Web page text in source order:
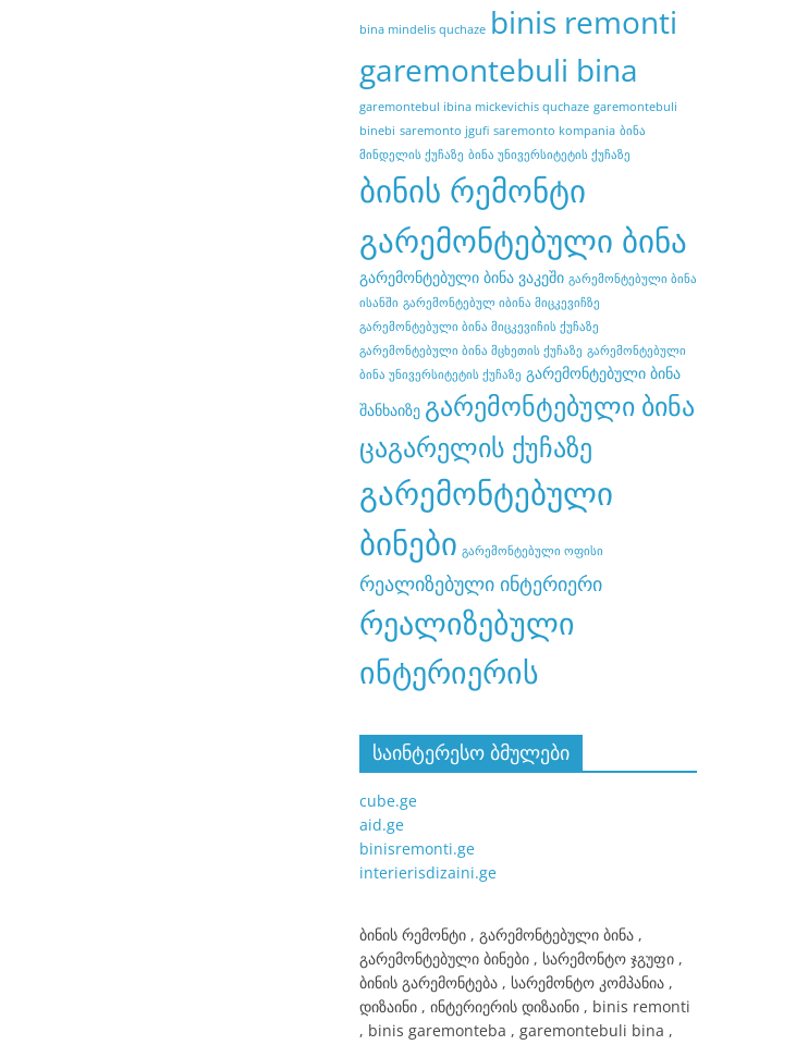
bina mindelis quchaze binis remonti
garemontebuli bina
garemontebul ibina mickevichis quchaze garemontebuli
binebi saremonto jgufi saremonto kompania ბინა
მინდელის ქუჩაზე ბინა უნივერსიტეტის ქუჩაზე
ბინის რემონტი
გარემონტებული ბინა
გარემონტებული ბინა ვაკეში გარემონტებული ბინა
ისანში გარემონტებულ იბინა მიცკევიჩზე
გარემონტებული ბინა მიცკევიჩის ქუჩაზე
გარემონტებული ბინა მცხეთის ქუჩაზე გარემონტებული
ბინა უნივერსიტეტის ქუჩაზე გარემონტებული ბინა
შანხაიზე გარემონტებული ბინა
ცაგარელის ქუჩაზე
გარემონტებული
ბინები გარემონტებული ოფისი
რეალიზებული ინტერიერი
რეალიზებული
ინტერიერის
საინტერესო ბმულები
cube.ge
aid.ge
binisremonti.ge
interierisdizaini.ge
ბინის რემონტი , გარემონტებული ბინა ,
გარემონტებული ბინები , სარემონტო ჯგუფი ,
ბინის გარემონტება , სარემონტო კომპანია ,
დიზაინი , ინტერიერის დიზაინი , binis remonti
, binis garemonteba , garemontebuli bina ,